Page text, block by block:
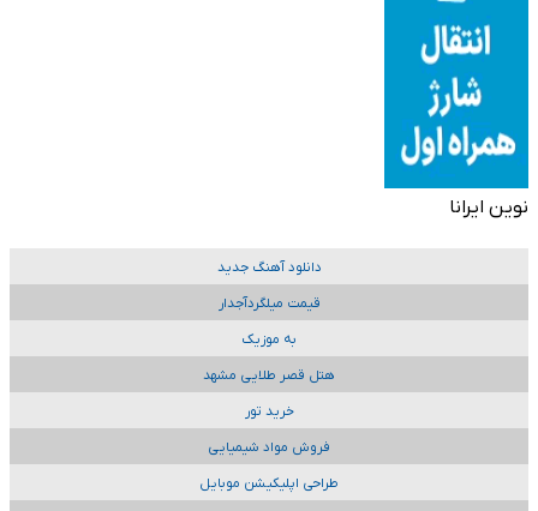
نوین ایرانا
دانلود آهنگ جدید
قیمت میلگردآجدار
به موزیک
هتل قصر طلایی مشهد
خرید تور
فروش مواد شیمیایی
طراحی اپلیکیشن موبایل